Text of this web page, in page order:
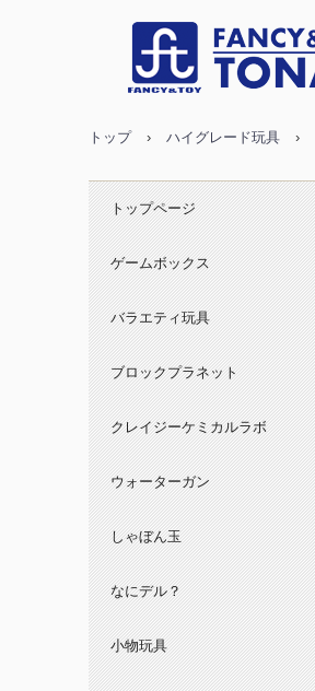
トップ › ハイグレード玩具 ›
トップページ
ゲームボックス
バラエティ玩具
ブロックプラネット
クレイジーケミカルラボ
ウォーターガン
しゃぼん玉
なにデル？
小物玩具